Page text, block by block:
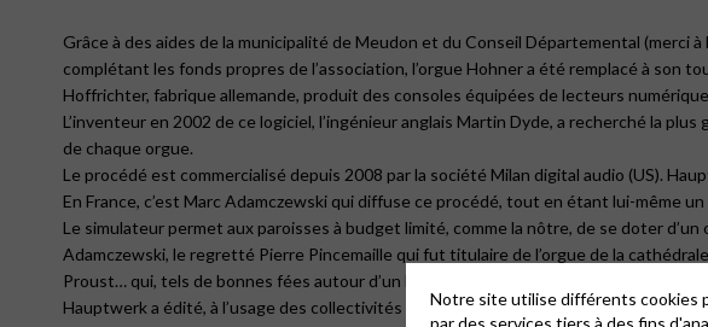
Grâce à des aides de la municipalité de Meudon et du Conseil Départemental
complétant les fonds propres de l’association, l’orgue Hohner a été remplacé à son
Hoffrichter, fabrique allemande, produit des consoles équipées de lecteurs
L’inventeur en 2002 de ce logiciel, l’ingénieur anglais Martin Dyde, a recherché la
de chaque orgue.
Le procédé est commercialisé depuis 2008 par la société Milan digital audio (US).
En France, c’est Marc Adamczewski qui diffuse ce procédé, tout en étant lui-même
Le simulateur permet aux paroisses à budget limité, comme la nôtre, de se doter
Adamczewski, le regretté Pierre Pincemaille qui fut titulaire de l’orgue de la
Proust… qui, tels de bonnes fées autour d’un berceau, ont inauguré l’orgue lors de
Hauptwerk a édité, à l’usage des collectivités ou des particuliers, une bibliothèque
Notre site utilise différents cookies
par des services tiers à des fins